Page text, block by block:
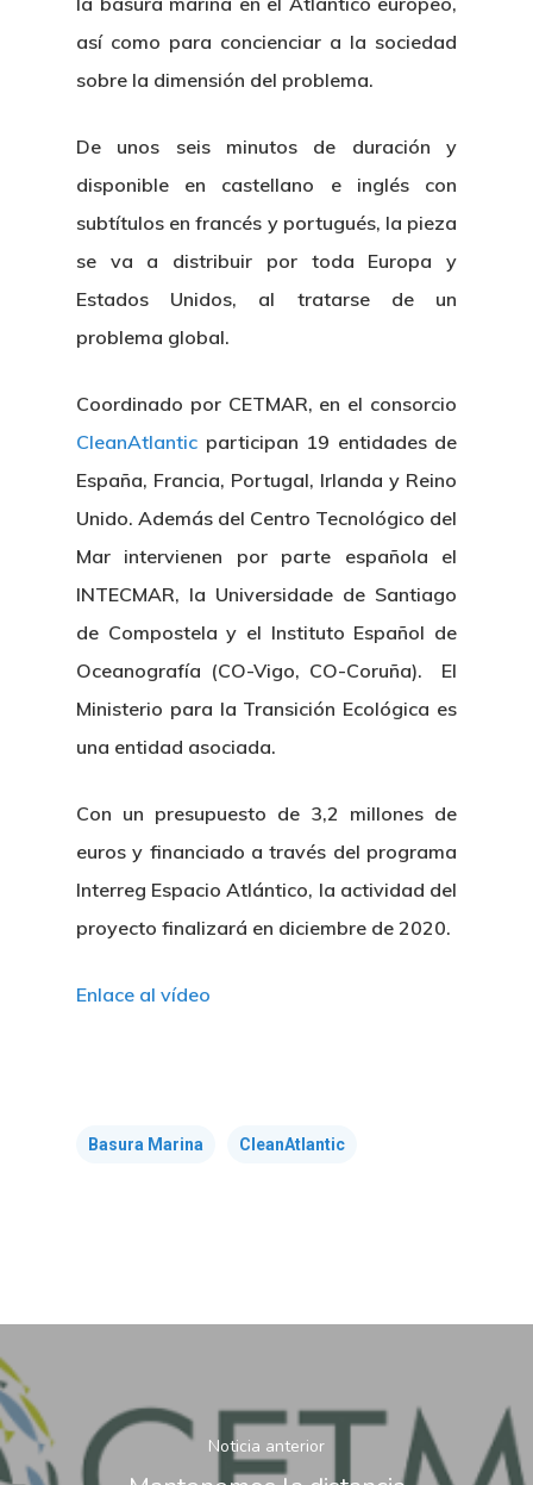
así como para concienciar a la sociedad
sobre la dimensión del problema.
De unos seis minutos de duración y
disponible en castellano e inglés con
subtítulos en francés y portugués, la pieza
se va a distribuir por toda Europa y
Estados Unidos, al tratarse de un
problema global.
Coordinado por CETMAR, en el consorcio
CleanAtlantic participan 19 entidades de
España, Francia, Portugal, Irlanda y Reino
Unido. Además del Centro Tecnológico del
Mar intervienen por parte española el
INTECMAR, la Universidade de Santiago
de Compostela y el Instituto Español de
Oceanografía (CO-Vigo, CO-Coruña). El
Ministerio para la Transición Ecológica es
una entidad asociada.
Con un presupuesto de 3,2 millones de
euros y financiado a través del programa
Interreg Espacio Atlántico, la actividad del
proyecto finalizará en diciembre de 2020.
Enlace al vídeo
Basura Marina CleanAtlantic
Noticia anterior